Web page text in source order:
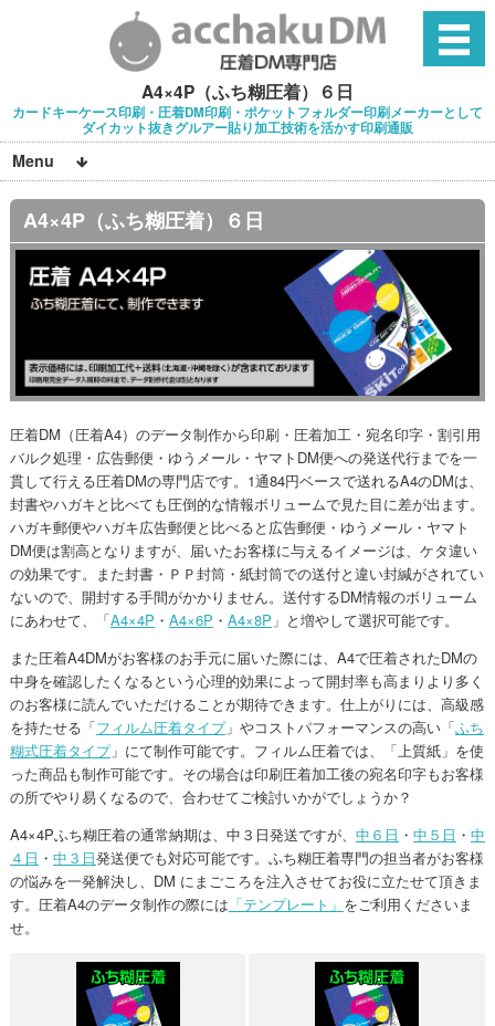
A4×4P（ふち糊圧着）６日
カードキーケース印刷・圧着DM印刷・ポケットフォルダー印刷メーカーとして
ダイカット抜きグルアー貼り加工技術を活かす印刷通販
Menu
A4×4P（ふち糊圧着）６日
圧着DM（圧着A4）のデータ制作から印刷・圧着加工・宛名印字・割引用
バルク処理・広告郵便・ゆうメール・ヤマトDM便への発送代行までを一
貫して行える圧着DMの専門店です。1通84円ベースで送れるA4のDMは、
封書やハガキと比べても圧倒的な情報ボリュームで見た目に差が出ます。
ハガキ郵便やハガキ広告郵便と比べると広告郵便・ゆうメール・ヤマト
DM便は割高となりますが、届いたお客様に与えるイメージは、ケタ違い
の効果です。また封書・ＰＰ封筒・紙封筒での送付と違い封緘がされてい
ないので、開封する手間がかかりません。送付するDM情報のボリューム
にあわせて、「A4×4P ・ A4×6P ・ A4×8P 」と増やして選択可能です。
また圧着A4DMがお客様のお手元に届いた際には、A4で圧着されたDMの
中身を確認したくなるという心理的効果によって開封率も高まりより多く
のお客様に読んでいただけることが期待できます。仕上がりには、高級感
を持たせる「フィルム圧着タイプ」やコストパフォーマンスの高い「ふち
糊式圧着タイプ」にて制作可能です。フィルム圧着では、「上質紙」を使
った商品も制作可能です。その場合は印刷圧着加工後の宛名印字もお客様
の所でやり易くなるので、合わせてご検討いかがでしょうか？
A4×4Pふち糊圧着の通常納期は、中３日発送ですが、 中６日 ・ 中５日 ・ 中
４日 ・ 中３日発送便でも対応可能です。ふち糊圧着専門の担当者がお客様
の悩みを一発解決し、DM にまごころを注入させてお役に立たせて頂きま
す。圧着A4のデータ制作の際には 「テンプレート」 をご利用くださいま
せ。